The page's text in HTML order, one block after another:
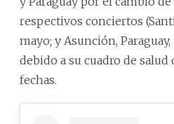
respectivos conciertos
mayo; y Asunción,
debido a su cuadro de
fechas.